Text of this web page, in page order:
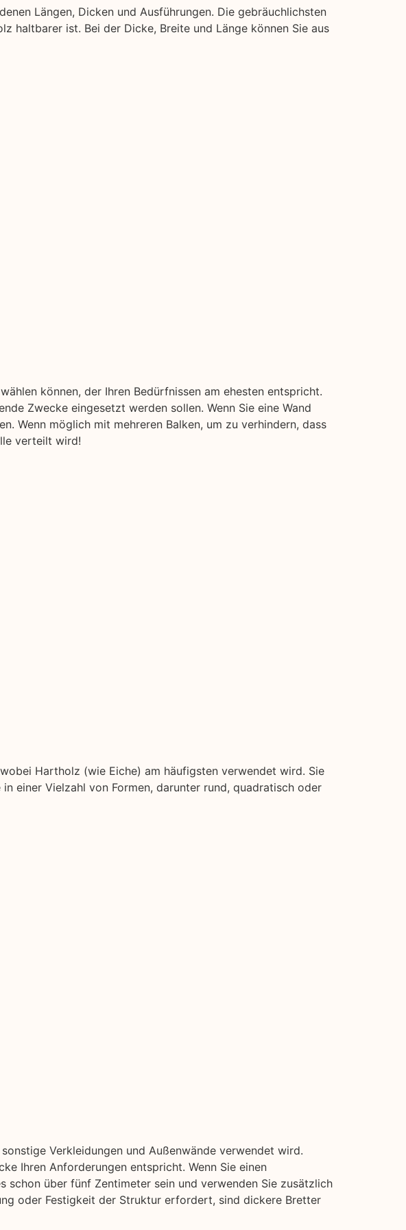
Längen, Dicken und Ausführungen. Die gebräuchlichsten
haltbarer ist. Bei der Dicke, Breite und Länge können Sie aus
können, der Ihren Bedürfnissen am ehesten entspricht.
Zwecke eingesetzt werden sollen. Wenn Sie eine Wand
Wenn möglich mit mehreren Balken, um zu verhindern, dass
verteilt wird!
Hartholz (wie Eiche) am häufigsten verwendet wird. Sie
einer Vielzahl von Formen, darunter rund, quadratisch oder
Verkleidungen und Außenwände verwendet wird.
Ihren Anforderungen entspricht. Wenn Sie einen
schon über fünf Zentimeter sein und verwenden Sie zusätzlich
oder Festigkeit der Struktur erfordert, sind dickere Bretter